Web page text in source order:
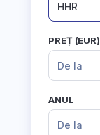
HHR
PREȚ (EUR)
De la
ANUL
De la